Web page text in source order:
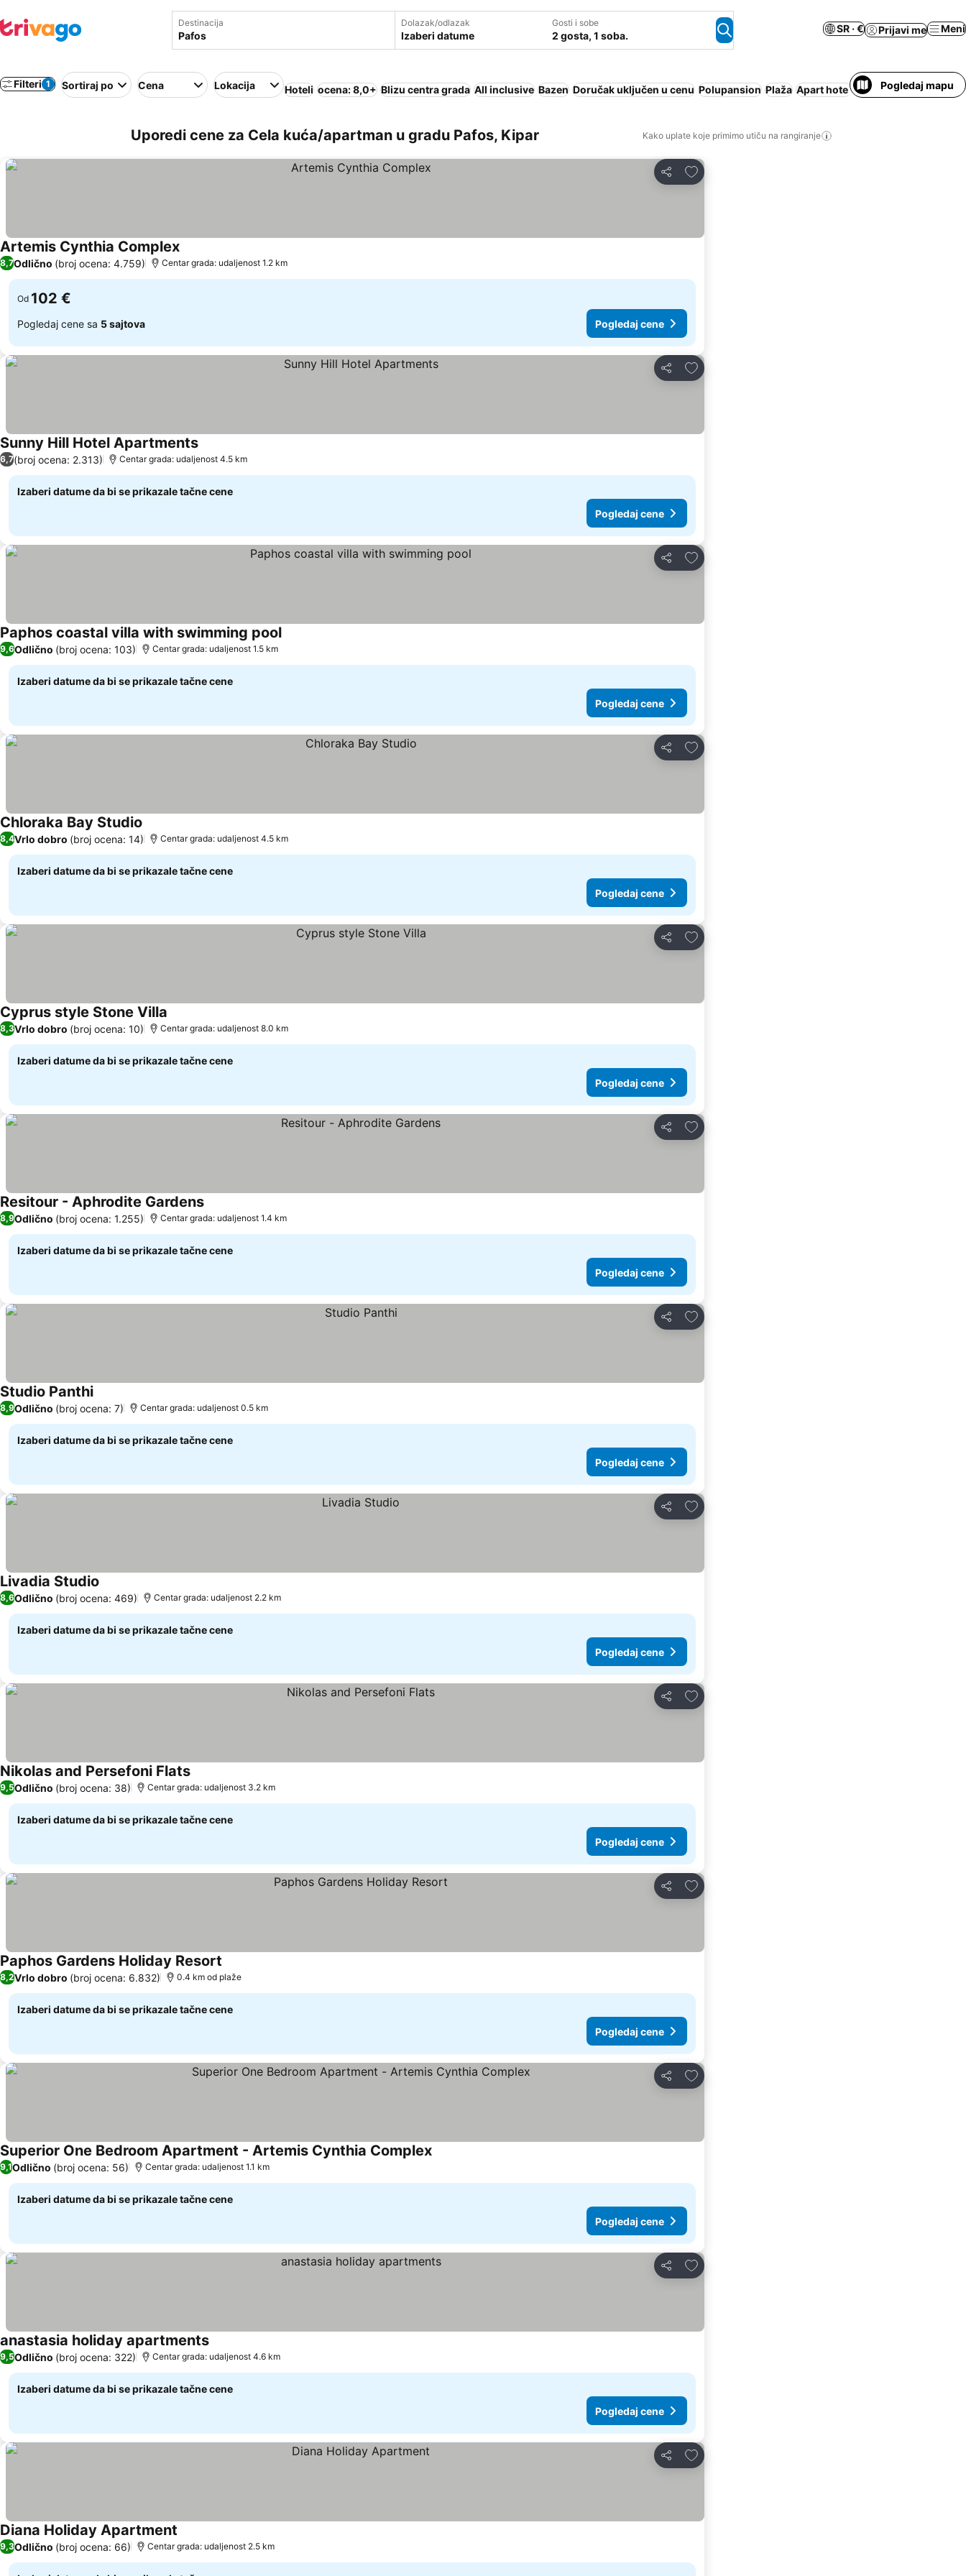
Destinacija Dolazak/odlazak
Izaberi datume
Gosti i sobe
2 gosta, 1 soba.
SR · € Prijavi me Meni
Filteri 1 Sortiraj po Cena Lokacija Hoteli ocena: 8,0+ Blizu centra grada All inclusive Bazen Doručak uključen u cenu Polupansion Plaža Apart hotel Odmaralište
Pogledaj mapu
Uporedi cene za Cela kuća/apartman u gradu Pafos, Kipar Kako uplate koje primimo utiču na rangiranje
Deli
Dodati u favorite
Artemis Cynthia Complex
8,7Odlično (broj ocena: 4.759) Centar grada: udaljenost 1.2 km
Od 102 €
Pogledaj cene sa 5 sajtova Pogledaj cene
Deli
Dodati u favorite
Sunny Hill Hotel Apartments
6,7(broj ocena: 2.313) Centar grada: udaljenost 4.5 km
Izaberi datume da bi se prikazale tačne cene
Pogledaj cene
Deli
Dodati u favorite
Paphos coastal villa with swimming pool
9,6Odlično (broj ocena: 103) Centar grada: udaljenost 1.5 km
Izaberi datume da bi se prikazale tačne cene
Pogledaj cene
Deli
Dodati u favorite
Chloraka Bay Studio
8,4Vrlo dobro (broj ocena: 14) Centar grada: udaljenost 4.5 km
Izaberi datume da bi se prikazale tačne cene
Pogledaj cene
Deli
Dodati u favorite
Cyprus style Stone Villa
8,3Vrlo dobro (broj ocena: 10) Centar grada: udaljenost 8.0 km
Izaberi datume da bi se prikazale tačne cene
Pogledaj cene
Deli
Dodati u favorite
Resitour - Aphrodite Gardens
8,9Odlično (broj ocena: 1.255) Centar grada: udaljenost 1.4 km
Izaberi datume da bi se prikazale tačne cene
Pogledaj cene
Deli
Dodati u favorite
Studio Panthi
8,9Odlično (broj ocena: 7) Centar grada: udaljenost 0.5 km
Izaberi datume da bi se prikazale tačne cene
Pogledaj cene
Deli
Dodati u favorite
Livadia Studio
8,6Odlično (broj ocena: 469) Centar grada: udaljenost 2.2 km
Izaberi datume da bi se prikazale tačne cene
Pogledaj cene
Deli
Dodati u favorite
Nikolas and Persefoni Flats
9,5Odlično (broj ocena: 38) Centar grada: udaljenost 3.2 km
Izaberi datume da bi se prikazale tačne cene
Pogledaj cene
Deli
Dodati u favorite
Paphos Gardens Holiday Resort
8,2Vrlo dobro (broj ocena: 6.832) 0.4 km od plaže
Izaberi datume da bi se prikazale tačne cene
Pogledaj cene
Deli
Dodati u favorite
Superior One Bedroom Apartment - Artemis Cynthia Complex
9,1Odlično (broj ocena: 56) Centar grada: udaljenost 1.1 km
Izaberi datume da bi se prikazale tačne cene
Pogledaj cene
Deli
Dodati u favorite
anastasia holiday apartments
9,5Odlično (broj ocena: 322) Centar grada: udaljenost 4.6 km
Izaberi datume da bi se prikazale tačne cene
Pogledaj cene
Deli
Dodati u favorite
Diana Holiday Apartment
9,3Odlično (broj ocena: 66) Centar grada: udaljenost 2.5 km